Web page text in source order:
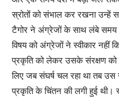
स्रोतों को संभाल कर रखना उन्हें
टैगोर ने अंग्रेजों के साथ लंबे समय
विषय को अंग्रेजों ने स्वीकार नहीं
प्रकृति को लेकर उसके संरक्षण
लिए जब संघर्ष चल रहा था तब उस
प्रकृति के चिंतन की लगी हुई थी।